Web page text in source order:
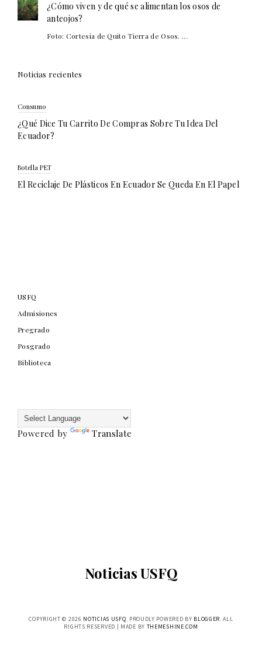
¿Cómo viven y de qué se alimentan los osos de
anteojos?
Foto: Cortesía de Quito Tierra de Osos. ...
Noticias recientes
Consumo
¿Qué Dice Tu Carrito De Compras Sobre Tu Idea Del
Ecuador?
Botella PET
El Reciclaje De Plásticos En Ecuador Se Queda En El Papel
USFQ
Admisiones
Pregrado
Posgrado
Biblioteca
Powered by Translate
Noticias USFQ
COPYRIGHT © 2026 NOTICIAS USFQ. PROUDLY POWERED BY BLOGGER. ALL
RIGHTS RESERVED | MADE BY THEMESHINE.COM